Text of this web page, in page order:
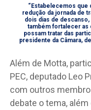
“Estabelecemos que
redução da jornada de
dois dias de
também fortalecer as
possam tratar das
presidente da Câmara,
Além de Motta,
PEC, deputado Leo
com outros
debate o tema,